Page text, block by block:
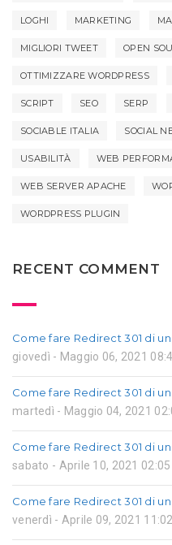
LOGHI MARKETING
MIGLIORI TWEET OPEN
OTTIMIZZARE WORDPRESS
SCRIPT SEO SERP
SOCIABLE ITALIA SOCIAL
USABILITÀ WEB
WEB SERVER APACHE
WORDPRESS PLUGIN
RECENT COMMENT
Come fare Redirect 301 di
giovedì - Maggio 06, 2021
Come fare Redirect 301 di
martedì - Maggio 04, 2021
Come fare Redirect 301 di
sabato - Aprile 10, 2021
Come fare Redirect 301 di
venerdì - Aprile 09, 2021